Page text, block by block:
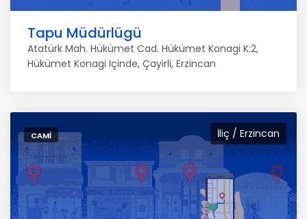
Tapu Müdürlügü
Atatürk Mah. Hükümet Cad. Hükümet Konagi K:2,
Hükümet Konagi Içinde, Çayirli, Erzincan
İliç / Erzincan
CAMI